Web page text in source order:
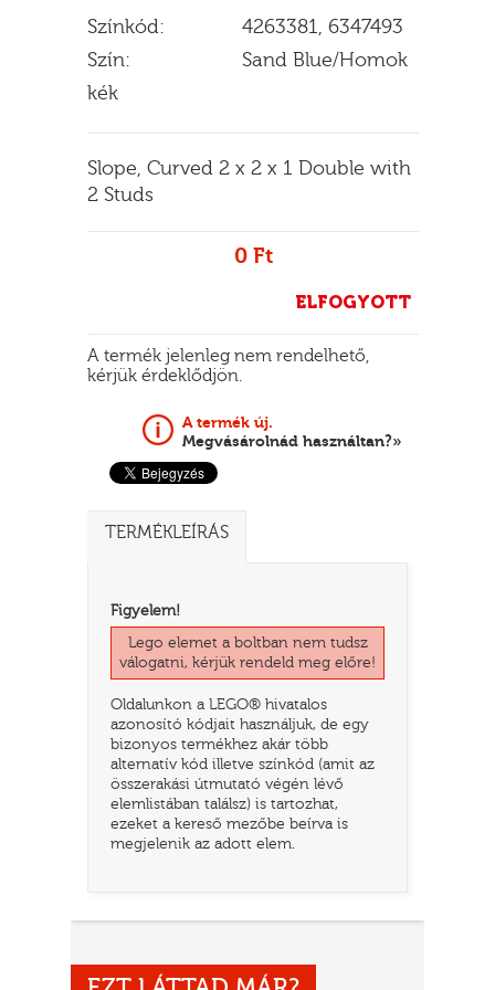
Színkód:
4263381, 6347493
Szín:
Sand Blue/Homok
kék
Slope, Curved 2 x 2 x 1 Double with
2 Studs
0 Ft
ELFOGYOTT
A termék jelenleg nem rendelhető,
kérjük érdeklődjön.
A termék új.
Megvásárolnád használtan?»
TERMÉKLEÍRÁS
Figyelem!
Lego elemet a boltban nem tudsz
válogatni, kérjük rendeld meg előre!
Oldalunkon a LEGO® hivatalos
azonosító kódjait használjuk, de egy
bizonyos termékhez akár több
alternatív kód illetve színkód (amit az
összerakási útmutató végén lévő
elemlistában találsz) is tartozhat,
ezeket a kereső mezőbe beírva is
megjelenik az adott elem.